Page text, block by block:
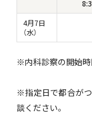
4月7日
（水）
※内科診察の開始時
※指定日で都合が
談ください。